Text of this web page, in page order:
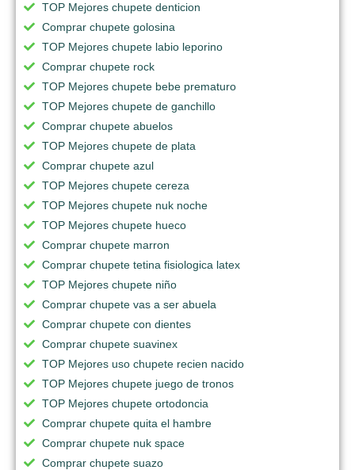
TOP Mejores chupete denticion
Comprar chupete golosina
TOP Mejores chupete labio leporino
Comprar chupete rock
TOP Mejores chupete bebe prematuro
TOP Mejores chupete de ganchillo
Comprar chupete abuelos
TOP Mejores chupete de plata
Comprar chupete azul
TOP Mejores chupete cereza
TOP Mejores chupete nuk noche
TOP Mejores chupete hueco
Comprar chupete marron
Comprar chupete tetina fisiologica latex
TOP Mejores chupete niño
Comprar chupete vas a ser abuela
Comprar chupete con dientes
Comprar chupete suavinex
TOP Mejores uso chupete recien nacido
TOP Mejores chupete juego de tronos
TOP Mejores chupete ortodoncia
Comprar chupete quita el hambre
Comprar chupete nuk space
Comprar chupete suazo